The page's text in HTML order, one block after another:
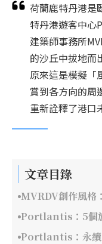
荷蘭鹿特丹港是
特丹港遊客中
建築師事務所
的沙丘中拔地而
原來這是模擬「
賞到各方向的周
重新詮釋了港口
文章目錄
MVRDV創作風格
Portlantis：5個
Portlantis：永續